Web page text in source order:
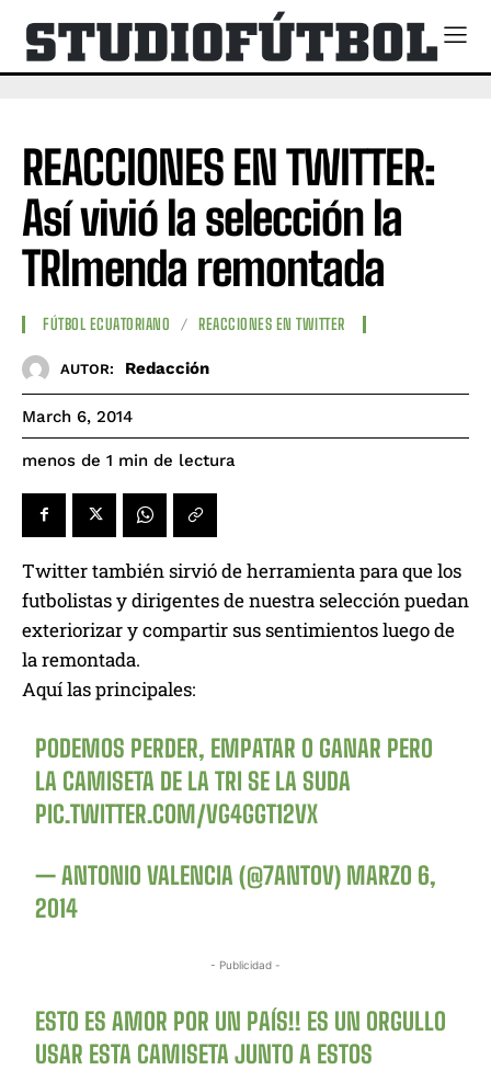
REACCIONES EN TWITTER:
Así vivió la selección la
TRImenda remontada
FÚTBOL ECUATORIANO REACCIONES EN TWITTER
AUTOR: Redacción
March 6, 2014
menos de 1 min de lectura
Twitter también sirvió de herramienta para que los
futbolistas y dirigentes de nuestra selección puedan
exteriorizar y compartir sus sentimientos luego de
la remontada.
Aquí las principales:
PODEMOS PERDER, EMPATAR O GANAR PERO
LA CAMISETA DE LA TRI SE LA SUDA
PIC.TWITTER.COM/VG4GGT12VX
— ANTONIO VALENCIA (@7ANTOV) MARZO 6,
2014
- Publicidad -
ESTO ES AMOR POR UN PAÍS!! ES UN ORGULLO
USAR ESTA CAMISETA JUNTO A ESTOS